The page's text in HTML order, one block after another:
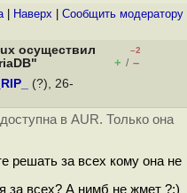
| Наверх Cообщить модератору
осуществил
–2
+ / –
(?), 26-
в AUR. Только она
решать за всех кому она не
за всех? А нимб не жмет ?:)